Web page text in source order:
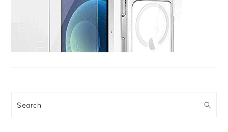
Search